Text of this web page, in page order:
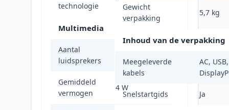
technologie
Multimedia
Aantal
luidsprekers
Gemiddeld
vermogen
4 W
Gewicht
verpakking
5,7 kg
Inhoud van de verpakking
Meegeleverde
kabels
AC,
Snelstartgids Ja